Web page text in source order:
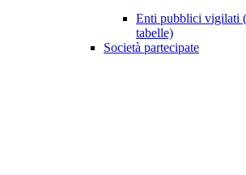
Enti pubblici vigilati
tabelle)
Società partecipate